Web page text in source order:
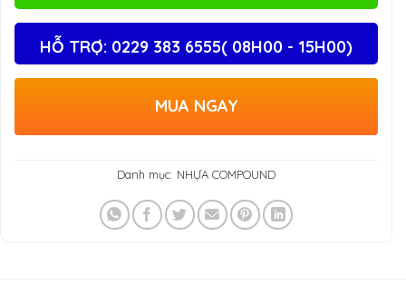
HỖ TRỢ: 0229 383 6555( 08H00 - 15H00)
MUA NGAY
Danh mục: NHỰA COMPOUND